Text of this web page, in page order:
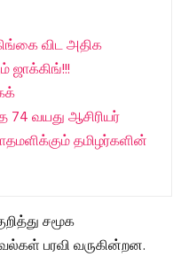
விட அதிக
வயது ஆசிரியர்
தமிழர்களின்
சமூக
பரவி வருகின்றன.